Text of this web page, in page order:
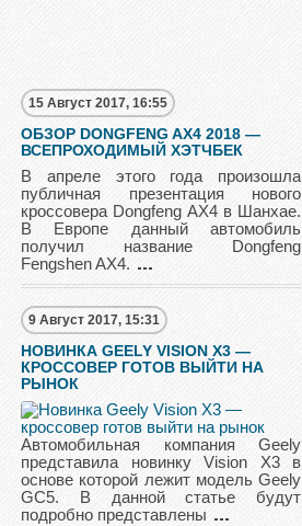
Pagani Peugeot Pontiac
Porshe Renault Rolls Royce
Rover Saab
Seat Skoda Ssang Yong
15 Август 2017, 16:55
ОБЗОР DONGFENG AX4 2018 —
ВСЕПРОХОДИМЫЙ ХЭТЧБЕК
В апреле этого года произошла
публичная презентация нового
кроссовера Dongfeng AX4 в Шанхае.
В Европе данный автомобиль
получил название Dongfeng
Fengshen AX4.
9 Август 2017, 15:31
НОВИНКА GEELY VISION X3 —
КРОССОВЕР ГОТОВ ВЫЙТИ НА
РЫНОК
Автомобильная компания Geely
представила новинку Vision X3 в
основе которой лежит модель Geely
GC5. В данной статье будут
подробно представлены